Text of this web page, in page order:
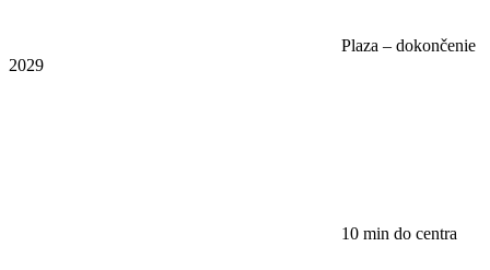
Plaza – dokončenie
2029
10 min do centra